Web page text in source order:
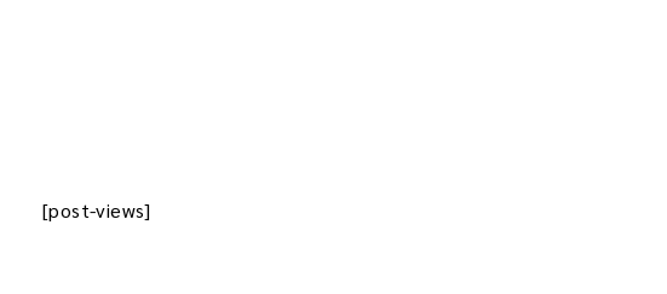
[post-views]